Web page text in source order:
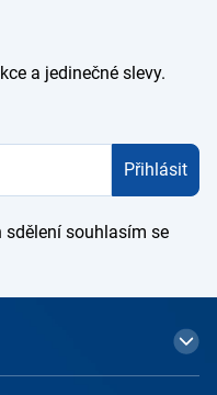
a jedinečné slevy.
Přihlásit
souhlasím se